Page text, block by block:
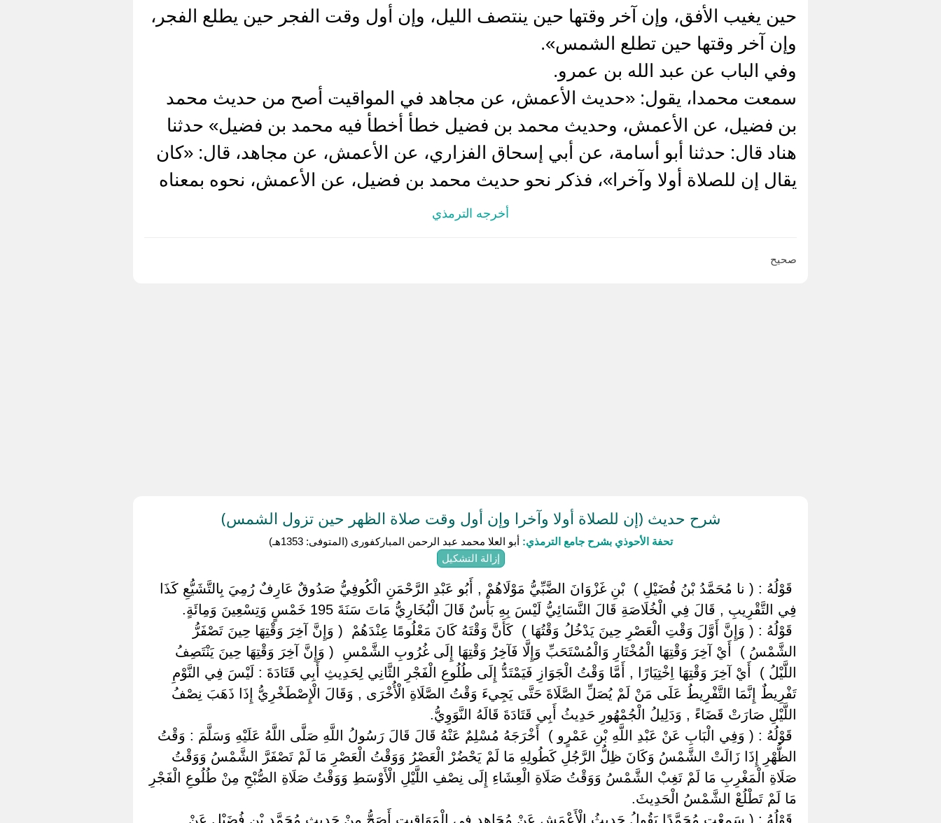
حين يغيب الأفق، وإن آخر وقتها حين ينتصف الليل، وإن أول وقت الفجر حين يطلع الفجر،
وإن آخر وقتها حين تطلع الشمس».
وفي الباب عن عبد الله بن عمرو.
سمعت محمدا، يقول: «حديث الأعمش، عن مجاهد في المواقيت أصح من حديث محمد
بن فضيل، عن الأعمش، وحديث محمد بن فضيل خطأ أخطأ فيه محمد بن فضيل» حدثنا
هناد قال: حدثنا أبو أسامة، عن أبي إسحاق الفزاري، عن الأعمش، عن مجاهد، قال: «كان
يقال إن للصلاة أولا وآخرا»، فذكر نحو حديث محمد بن فضيل، عن الأعمش، نحوه بمعناه
أخرجه الترمذي
صحيح
شرح حديث (إن للصلاة أولا وآخرا وإن أول وقت صلاة الظهر حين تزول الشمس)
تحفة الأحوذي بشرح جامع الترمذي: أبو العلا محمد عبد الرحمن المباركفورى (المتوفى: 1353هـ)
إزالة التشكيل
‏ ‏قَوْلُهُ : ( نا مُحَمَّدُ بْنُ فُضَيْلِ ) ‏ ‏بْنِ غَزْوَانَ الضَّبِّيُّ مَوْلَاهُمْ , أَبُو عَبْدِ الرَّحْمَنِ الْكُوفِيُّ صَدُوقٌ عَارِفٌ رُمِيَ بِالتَّشَيُّعِ كَذَا
فِي التَّقْرِيبِ , قَالَ فِي الْخُلَاصَةِ قَالَ النَّسَائِيُّ لَيْسَ بِهِ بَأْسٌ قَالَ الْبُخَارِيُّ مَاتَ سَنَةَ 195 خَمْسٍ وَتِسْعِينَ وَمِائَةٍ.
‏ ‏قَوْلُهُ : ( وَإِنَّ أَوَّلَ وَقْتِ الْعَصْرِ حِينَ يَدْخُلُ وَقْتُهَا ) ‏ ‏كَأَنَّ وَقْتَهُ كَانَ مَعْلُومًا عِنْدَهُمْ ‏ ‏( وَإِنَّ آخِرَ وَقْتِهَا حِينَ تَصْفَرُّ
الشَّمْسُ ) ‏ ‏أَيْ آخِرَ وَقْتِهَا الْمُخْتَارِ وَالْمُسْتَحَبِّ وَإِلَّا فَآخِرُ وَقْتِهَا إِلَى غُرُوبِ الشَّمْسِ ‏ ‏( وَإِنَّ آخِرَ وَقْتِهَا حِينَ يَنْتَصِفُ
اللَّيْلُ ) ‏ ‏أَيْ آخِرَ وَقْتِهَا اِخْتِيَارًا , أَمَّا وَقْتُ الْجَوَازِ فَيَمْتَدُّ إِلَى طُلُوعِ الْفَجْرِ الثَّانِي لِحَدِيثِ أَبِي قَتَادَةَ : لَيْسَ فِي النَّوْمِ
تَفْرِيطٌ إِنَّمَا التَّفْرِيطُ عَلَى مَنْ لَمْ يُصَلِّ الصَّلَاةَ حَتَّى يَجِيءَ وَقْتُ الصَّلَاةِ الْأُخْرَى , وَقَالَ الْإِصْطَخْرِيُّ إِذَا ذَهَبَ نِصْفُ
اللَّيْلِ صَارَتْ قَضَاءً , وَدَلِيلُ الْجُمْهُورِ حَدِيثُ أَبِي قَتَادَةَ قَالَهُ النَّوَوِيُّ.
‏ ‏قَوْلُهُ : ( وَفِي الْبَابِ عَنْ عَبْدِ اللَّهِ بْنِ عَمْرٍو ) ‏ ‏أَخْرَجَهُ مُسْلِمٌ عَنْهُ قَالَ قَالَ رَسُولُ اللَّهِ صَلَّى اللَّهُ عَلَيْهِ وَسَلَّمَ : وَقْتُ
الظُّهْرِ إِذَا زَالَتْ الشَّمْسُ وَكَانَ ظِلُّ الرَّجُلِ كَطُولِهِ مَا لَمْ يَحْضُرْ الْعَصْرُ وَوَقْتُ الْعَصْرِ مَا لَمْ تَصْفَرَّ الشَّمْسُ وَوَقْتُ
صَلَاةِ الْمَغْرِبِ مَا لَمْ تَغِبْ الشَّمْسُ وَوَقْتُ صَلَاةِ الْعِشَاءِ إِلَى نِصْفِ اللَّيْلِ الْأَوْسَطِ وَوَقْتُ صَلَاةِ الصُّبْحِ مِنْ طُلُوعِ الْفَجْرِ
مَا لَمْ تَطْلُعْ الشَّمْسُ الْحَدِيثَ.
‏ ‏قَوْلُهُ : ( سَمِعْت مُحَمَّدًا يَقُولُ حَدِيثُ الْأَعْمَشِ عَنْ مُجَاهِدٍ فِي الْمَوَاقِيتِ أَصَحُّ مِنْ حَدِيثِ مُحَمَّدِ بْنِ فُضَيْلٍ عَنْ